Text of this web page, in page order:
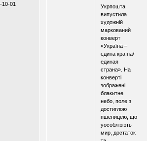
10-01
Укрпошта
випустила
художній
маркований
конверт
«Україна –
єдина країна/
единая
страна». На
конверті
зображені
блакитне
небо, поле з
достиглою
пшеницею, що
уособлюють
мир, достаток